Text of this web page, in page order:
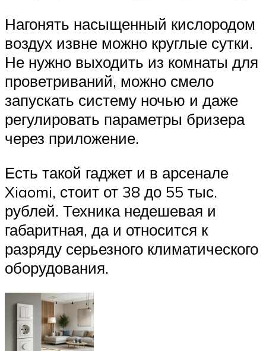
Нагонять насыщенный кислородом
воздух извне можно круглые сутки.
Не нужно выходить из комнаты для
проветриваний, можно смело
запускать систему ночью и даже
регулировать параметры бризера
через приложение.
Есть такой гаджет и в арсенале
Xiaomi, стоит от 38 до 55 тыс.
рублей. Техника недешевая и
габаритная, да и относится к
разряду серьезного климатического
оборудования.